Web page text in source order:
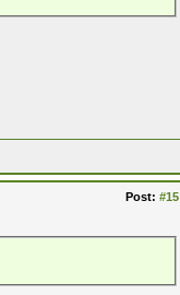
Post: #15